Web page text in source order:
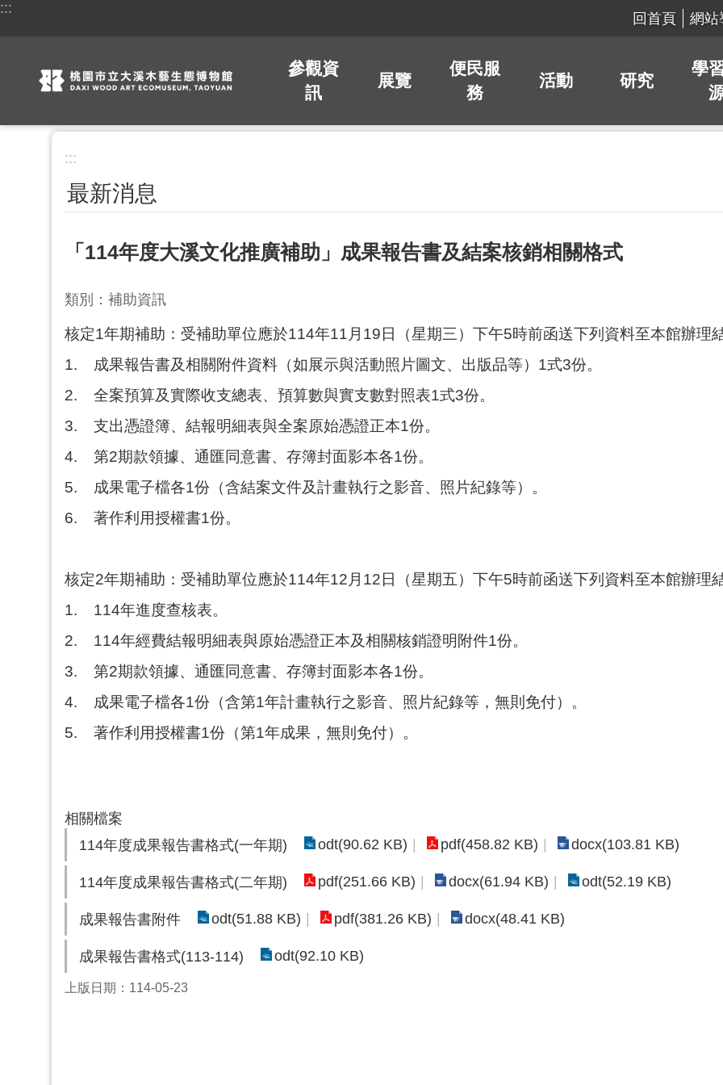
跳到主要內容區塊
:::
回首頁 網站
參觀資
訊
展覽
便民服
務
活動 研究
學
:::
最新消息
「114年度大溪文化推廣補助」成果報告書及結案核銷相關格式
類別：補助資訊
核定1年期補助：受補助單位應於114年11月19日（星期三）下午5時前函送下列資料至本館辦理
1.
成果報告書及相關附件資料（如展示與活動照片圖文、出版品等）1式3份。
2.
全案預算及實際收支總表、預算數與實支數對照表1式3份。
3.
支出憑證簿、結報明細表與全案原始憑證正本1份。
4.
第2期款領據、通匯同意書、存簿封面影本各1份。
5.
成果電子檔各1份（含結案文件及計畫執行之影音、照片紀錄等）。
6.
著作利用授權書1份。
核定2年期補助：受補助單位應於114年12月12日（星期五）下午5時前函送下列資料至本館辦理
1.
114年進度查核表。
2.
114年經費結報明細表與原始憑證正本及相關核銷證明附件1份。
3.
第2期款領據、通匯同意書、存簿封面影本各1份。
4.
成果電子檔各1份（含第1年計畫執行之影音、照片紀錄等，無則免付）。
5.
著作利用授權書1份（第1年成果，無則免付）。
相關檔案
114年度成果報告書格式(一年期)
odt(90.62 KB) pdf(458.82 KB) docx(103.81 KB)
114年度成果報告書格式(二年期) pdf(251.66 KB) docx(61.94 KB) odt(52.19 KB)
成果報告書附件 odt(51.88 KB) pdf(381.26 KB) docx(48.41 KB)
成果報告書格式(113-114) odt(92.10 KB)
上版日期：114-05-23